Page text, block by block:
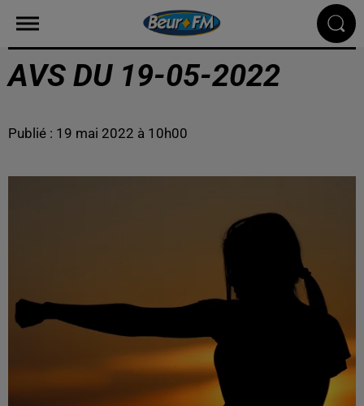
AVS DU 19-05-2022
Publié : 19 mai 2022 à 10h00